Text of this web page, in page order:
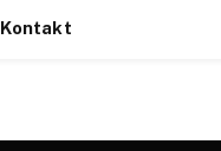
Kontakt